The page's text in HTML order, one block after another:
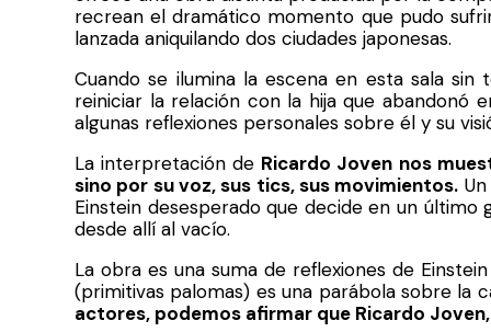
recrean el dramático momento que pudo
lanzada aniquilando dos ciudades japonesas.
Cuando se ilumina la escena en esta sala sin
reiniciar la relación con la hija que abandonó
algunas reflexiones personales sobre él y su
La interpretación de Ricardo Joven nos
sino por su voz, sus tics, sus movimientos.
Einstein desesperado que decide en un
desde allí al vacío.
La obra es una suma de reflexiones de
(primitivas palomas) es una parábola sobre la
actores, podemos afirmar que Ricardo